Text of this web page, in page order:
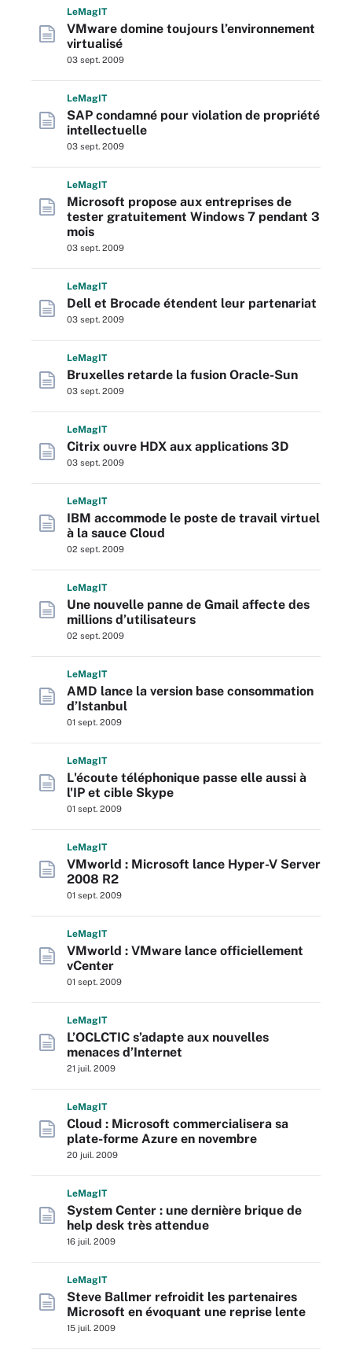
LeMagIT
VMware domine toujours l’environnement
virtualisé
03 sept. 2009
LeMagIT
SAP condamné pour violation de propriété
intellectuelle
03 sept. 2009
LeMagIT
Microsoft propose aux entreprises de
tester gratuitement Windows 7 pendant 3
mois
03 sept. 2009
LeMagIT
Dell et Brocade étendent leur partenariat
03 sept. 2009
LeMagIT
Bruxelles retarde la fusion Oracle-Sun
03 sept. 2009
LeMagIT
Citrix ouvre HDX aux applications 3D
03 sept. 2009
LeMagIT
IBM accommode le poste de travail virtuel
à la sauce Cloud
02 sept. 2009
LeMagIT
Une nouvelle panne de Gmail affecte des
millions d’utilisateurs
02 sept. 2009
LeMagIT
AMD lance la version base consommation
d’Istanbul
01 sept. 2009
LeMagIT
L'écoute téléphonique passe elle aussi à
l'IP et cible Skype
01 sept. 2009
LeMagIT
VMworld : Microsoft lance Hyper-V Server
2008 R2
01 sept. 2009
LeMagIT
VMworld : VMware lance officiellement
vCenter
01 sept. 2009
LeMagIT
L’OCLCTIC s’adapte aux nouvelles
menaces d’Internet
21 juil. 2009
LeMagIT
Cloud : Microsoft commercialisera sa
plate-forme Azure en novembre
20 juil. 2009
LeMagIT
System Center : une dernière brique de
help desk très attendue
16 juil. 2009
LeMagIT
Steve Ballmer refroidit les partenaires
Microsoft en évoquant une reprise lente
15 juil. 2009